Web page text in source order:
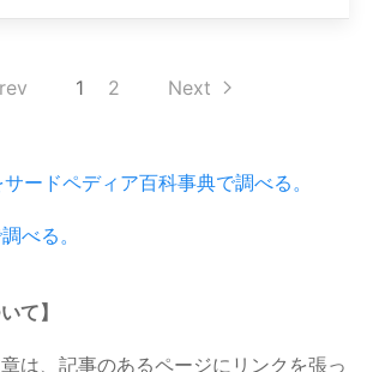
1 2 Next
ードペディア百科事典で調べる。
べる。
て】
は、記事のあるページにリンクを張っ